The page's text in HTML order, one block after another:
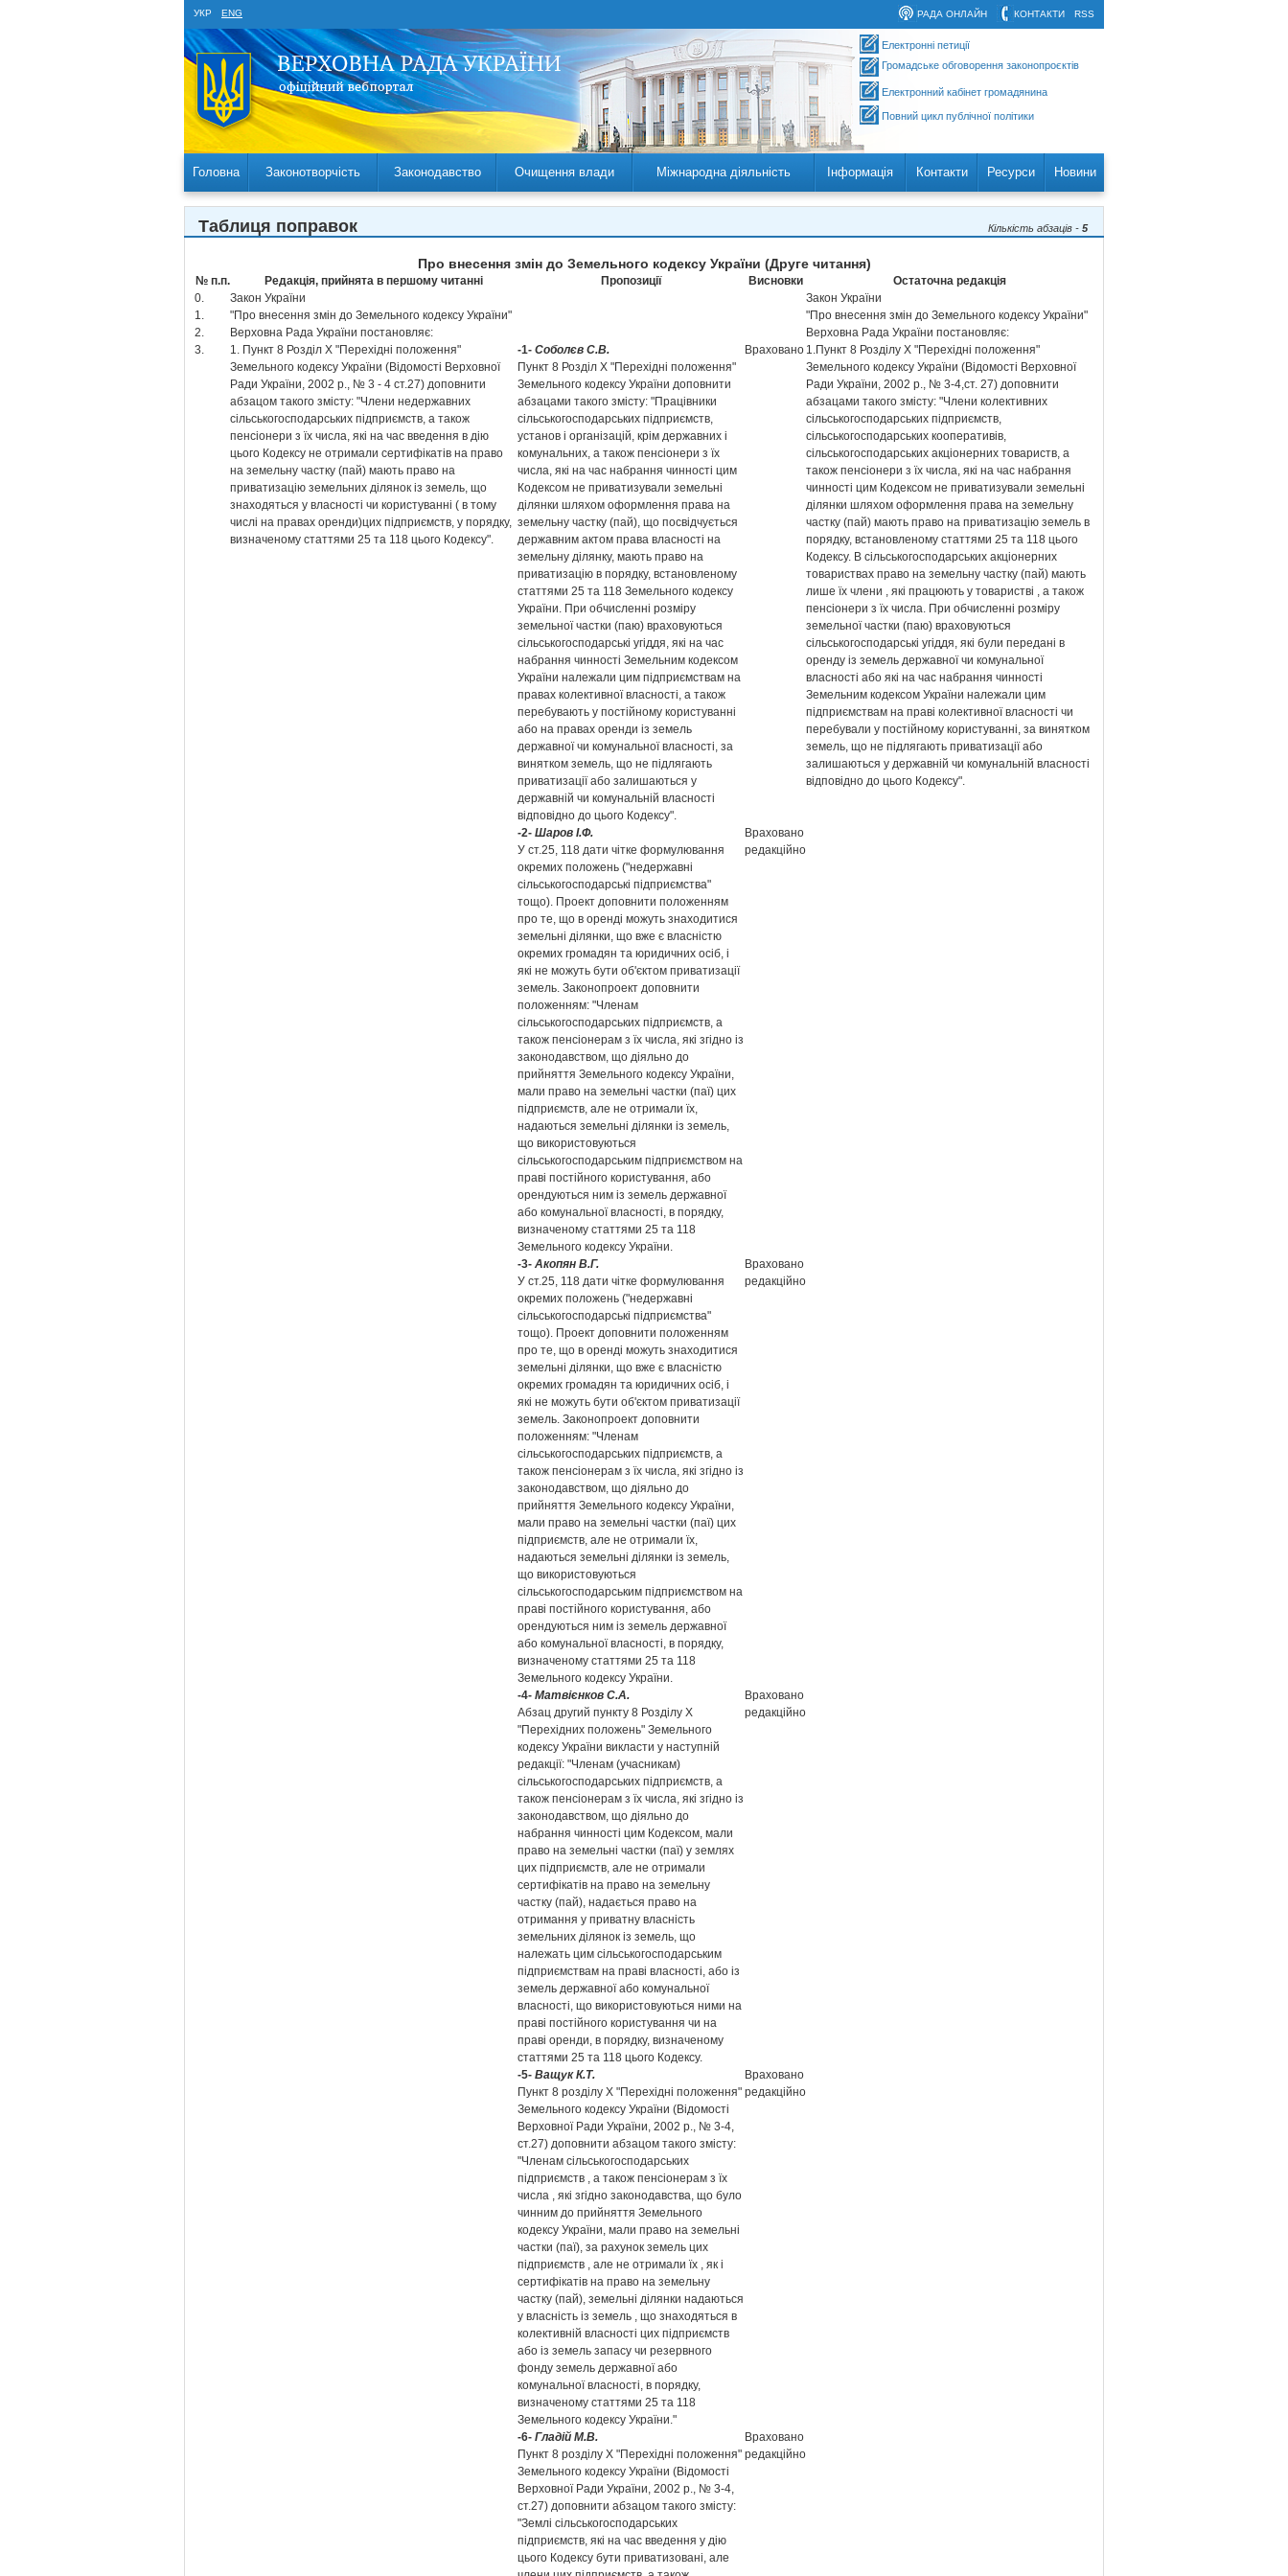
УКР ENG RSS
КОНТАКТИ
РАДА ОНЛАЙН
Електронні петиції
Громадське обговорення законопроєктів
Електронний кабінет громадянина
Повний цикл публічної політики
Головна Законотворчість Законодавство Очищення влади Міжнародна діяльність Інформація Контакти Ресурси Новини
Кількість абзаців - 5
Таблиця поправок
Про внесення змін до Земельного кодексу України (Друге читання)
№ п.п. Редакція, прийнята в першому читанні Пропозиції Висновки
Остаточна редакція
0.
Закон України
Закон України
1.
"Про внесення змін до Земельного кодексу України"
"Про внесення змін до Земельного кодексу України"
2.
Верховна Рада України постановляє:
Верховна Рада України постановляє:
3.
1. Пункт 8 Розділ Х "Перехідні положення"
Земельного кодексу України (Відомості Верховної
Ради України, 2002 р., № 3 - 4 ст.27) доповнити
абзацом такого змісту: "Члени недержавних
сільськогосподарських підприємств, а також
пенсіонери з їх числа, які на час введення в дію
цього Кодексу не отримали сертифікатів на право
на земельну частку (пай) мають право на
приватизацію земельних ділянок із земель, що
знаходяться у власності чи користуванні ( в тому
числі на правах оренди)цих підприємств, у порядку,
визначеному статтями 25 та 118 цього Кодексу".
-1- Соболєв С.В.
Пункт 8 Розділ Х "Перехідні положення"
Земельного кодексу України доповнити
абзацами такого змісту: "Працівники
сільськогосподарських підприємств,
установ і організацій, крім державних і
комунальних, а також пенсіонери з їх
числа, які на час набрання чинності цим
Кодексом не приватизували земельні
ділянки шляхом оформлення права на
земельну частку (пай), що посвідчується
державним актом права власності на
земельну ділянку, мають право на
приватизацію в порядку, встановленому
статтями 25 та 118 Земельного кодексу
України. При обчисленні розміру
земельної частки (паю) враховуються
сільськогосподарські угіддя, які на час
набрання чинності Земельним кодексом
України належали цим підприємствам на
правах колективної власності, а також
перебувають у постійному користуванні
або на правах оренди із земель
державної чи комунальної власності, за
винятком земель, що не підлягають
приватизації або залишаються у
державній чи комунальній власності
відповідно до цього Кодексу".
Враховано 1.Пункт 8 Розділу Х "Перехідні положення"
Земельного кодексу України (Відомості Верховної
Ради України, 2002 р., № 3-4,ст. 27) доповнити
абзацами такого змісту: "Члени колективних
сільськогосподарських підприємств,
сільськогосподарських кооперативів,
сільськогосподарських акціонерних товариств, а
також пенсіонери з їх числа, які на час набрання
чинності цим Кодексом не приватизували земельні
ділянки шляхом оформлення права на земельну
частку (пай) мають право на приватизацію земель в
порядку, встановленому статтями 25 та 118 цього
Кодексу. В сільськогосподарських акціонерних
товариствах право на земельну частку (пай) мають
лише їх члени , які працюють у товаристві , а також
пенсіонери з їх числа. При обчисленні розміру
земельної частки (паю) враховуються
сільськогосподарські угіддя, які були передані в
оренду із земель державної чи комунальної
власності або які на час набрання чинності
Земельним кодексом України належали цим
підприємствам на праві колективної власності чи
перебували у постійному користуванні, за винятком
земель, що не підлягають приватизації або
залишаються у державній чи комунальній власності
відповідно до цього Кодексу".
-2- Шаров І.Ф.
У ст.25, 118 дати чітке формулювання
окремих положень ("недержавні
сільськогосподарські підприємства"
тощо). Проект доповнити положенням
про те, що в оренді можуть знаходитися
земельні ділянки, що вже є власністю
окремих громадян та юридичних осіб, і
які не можуть бути об'єктом приватизації
земель. Законопроект доповнити
положенням: "Членам
сільськогосподарських підприємств, а
також пенсіонерам з їх числа, які згідно із
законодавством, що діяльно до
прийняття Земельного кодексу України,
мали право на земельні частки (паї) цих
підприємств, але не отримали їх,
надаються земельні ділянки із земель,
що використовуються
сільськогосподарським підприємством на
праві постійного користування, або
орендуються ним із земель державної
або комунальної власності, в порядку,
визначеному статтями 25 та 118
Земельного кодексу України.
Враховано
редакційно
-3- Акопян В.Г.
У ст.25, 118 дати чітке формулювання
окремих положень ("недержавні
сільськогосподарські підприємства"
тощо). Проект доповнити положенням
про те, що в оренді можуть знаходитися
земельні ділянки, що вже є власністю
окремих громадян та юридичних осіб, і
які не можуть бути об'єктом приватизації
земель. Законопроект доповнити
положенням: "Членам
сільськогосподарських підприємств, а
також пенсіонерам з їх числа, які згідно із
законодавством, що діяльно до
прийняття Земельного кодексу України,
мали право на земельні частки (паї) цих
підприємств, але не отримали їх,
надаються земельні ділянки із земель,
що використовуються
сільськогосподарським підприємством на
праві постійного користування, або
орендуються ним із земель державної
або комунальної власності, в порядку,
визначеному статтями 25 та 118
Земельного кодексу України.
Враховано
редакційно
-4- Матвієнков С.А.
Абзац другий пункту 8 Розділу Х
"Перехідних положень" Земельного
кодексу України викласти у наступній
редакції: "Членам (учасникам)
сільськогосподарських підприємств, а
також пенсіонерам з їх числа, які згідно із
законодавством, що діяльно до
набрання чинності цим Кодексом, мали
право на земельні частки (паї) у землях
цих підприємств, але не отримали
сертифікатів на право на земельну
частку (пай), надається право на
отримання у приватну власність
земельних ділянок із земель, що
належать цим сільськогосподарським
підприємствам на праві власності, або із
земель державної або комунальної
власності, що використовуються ними на
праві постійного користування чи на
праві оренди, в порядку, визначеному
статтями 25 та 118 цього Кодексу.
Враховано
редакційно
-5- Ващук К.Т.
Пункт 8 розділу Х "Перехідні положення"
Земельного кодексу України (Відомості
Верховної Ради України, 2002 р., № 3-4,
ст.27) доповнити абзацом такого змісту:
"Членам сільськогосподарських
підприємств , а також пенсіонерам з їх
числа , які згідно законодавства, що було
чинним до прийняття Земельного
кодексу України, мали право на земельні
частки (паї), за рахунок земель цих
підприємств , але не отримали їх , як і
сертифікатів на право на земельну
частку (пай), земельні ділянки надаються
у власність із земель , що знаходяться в
колективній власності цих підприємств
або із земель запасу чи резервного
фонду земель державної або
комунальної власності, в порядку,
визначеному статтями 25 та 118
Земельного кодексу України."
Враховано
редакційно
-6- Гладій М.В.
Пункт 8 розділу Х "Перехідні положення"
Земельного кодексу України (Відомості
Верховної Ради України, 2002 р., № 3-4,
ст.27) доповнити абзацом такого змісту:
"Землі сільськогосподарських
підприємств, які на час введення у дію
цього Кодексу бути приватизовані, але
Враховано
редакційно